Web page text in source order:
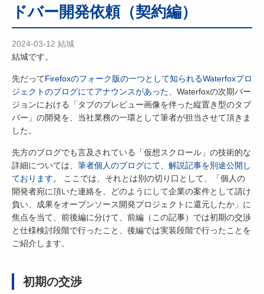
ドバー開発依頼（契約編）
2024-03-12 結城
結城です。
先だってFirefoxのフォーク版の一つとして知られるWaterfoxプロ
ジェクトのブログにてアナウンスがあった 、Waterfoxの次期バー
ジョンにおける「タブのプレビュー画像を伴った縦置き型のタブ
バー」の開発を、当社業務の一環として筆者が担当させて頂きま
した。
先方のブログでも言及されている「仮想スクロール」の技術的な
詳細については、 筆者個人のブログにて、解説記事を別途公開し
ております。 ここでは、それとは別の切り口として、「個人の
開発者宛に頂いた連絡を、どのようにして企業の案件として請け
負い、成果をオープンソース開発プロジェクトに還元したか」に
焦点を当て、前後編に分けて、前編（この記事）では初期の交渉
と仕様検討段階で行ったこと、後編では実装段階で行ったことを
ご紹介します。
初期の交渉